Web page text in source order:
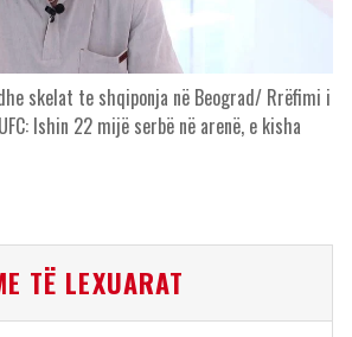
skelat te shqiponja në Beograd/ Rrëfimi i
Ishin 22 mijë serbë në arenë, e kisha
TË LEXUARAT